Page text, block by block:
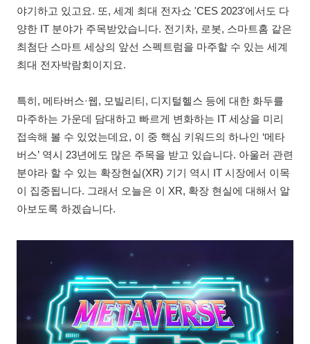
야기하고 있고요. 또, 세계 최대 전자쇼 'CES 2023'에서도 다
양한 IT 분야가 주목받았습니다. 전기차, 로봇, 스마트홈 같은
최첨단 스마트 세상의 앞선 스펙트럼을 마주할 수 있는 세계
최대 전자박람회이지요.
특히, 메타버스·웹, 모빌리티, 디지털헬스 등에 대한 화두를
마주하는 가운데 담대하고 빠르게 변화하는 IT 세상을 미리
접속해 볼 수 있었는데요, 이 중 핵심 키워드의 하나인 ‘메타
버스’ 역시 23년에도 많은 주목을 받고 있습니다. 아울러 관련
분야라 할 수 있는 확장현실(XR) 기기 역시 IT 시장에서 이목
이 집중됩니다. 그래서 오늘은 이 XR, 확장 현실에 대해서 알
아보도록 하겠습니다.